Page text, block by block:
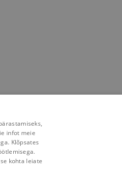
infot meie
Klõpsates
kohta leiate